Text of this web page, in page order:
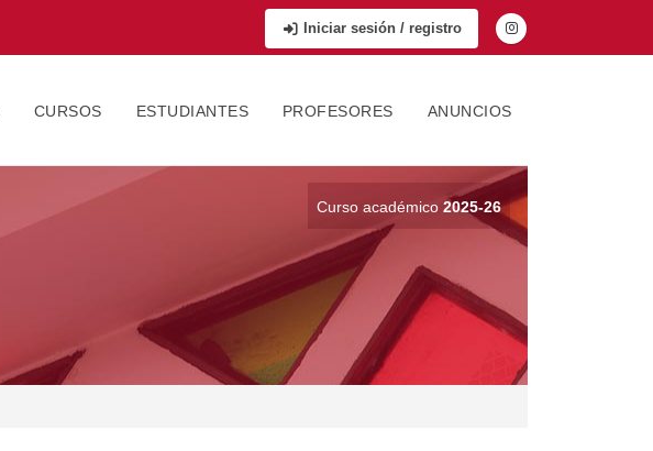
Iniciar sesión / registro
CURSOS ESTUDIANTES PROFESORES ANUNCIOS
Curso académico 2025-26